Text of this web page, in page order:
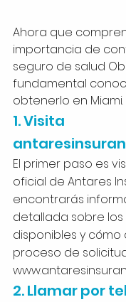
Ahora que
importancia de
seguro de salud
fundamental
obtenerlo en Miami.
1. Visita
El primer paso es
oficial de Antares
encontrarás
detallada sobre los
disponibles y cómo
proceso de
2. Llamar por